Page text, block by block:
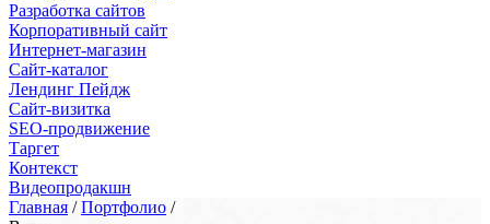
Разработка сайтов
Корпоративный сайт
Интернет-магазин
Сайт-каталог
Лендинг Пейдж
Сайт-визитка
SEO-продвижение
Таргет
Контекст
Видеопродакшн
Главная /Портфолио /